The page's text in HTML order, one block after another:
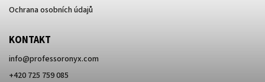
Ochrana osobních údajů
KONTAKT
info@professoronyx.com
+420 725 759 085